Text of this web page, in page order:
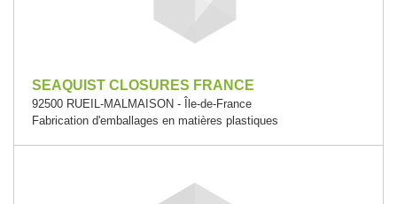
SEAQUIST CLOSURES FRANCE
92500 RUEIL-MALMAISON - Île-de-France
Fabrication d'emballages en matières plastiques